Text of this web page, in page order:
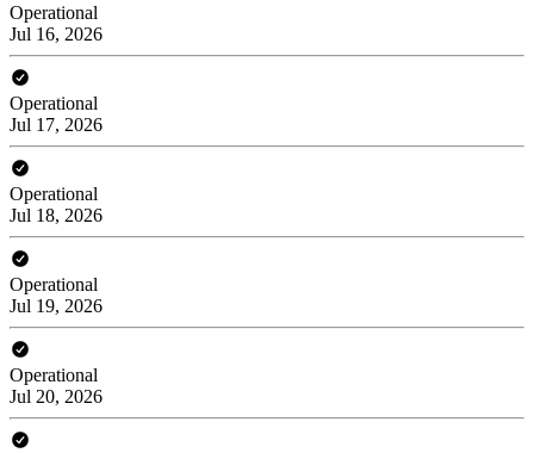
Operational
Jul 16, 2026
Operational
Jul 17, 2026
Operational
Jul 18, 2026
Operational
Jul 19, 2026
Operational
Jul 20, 2026